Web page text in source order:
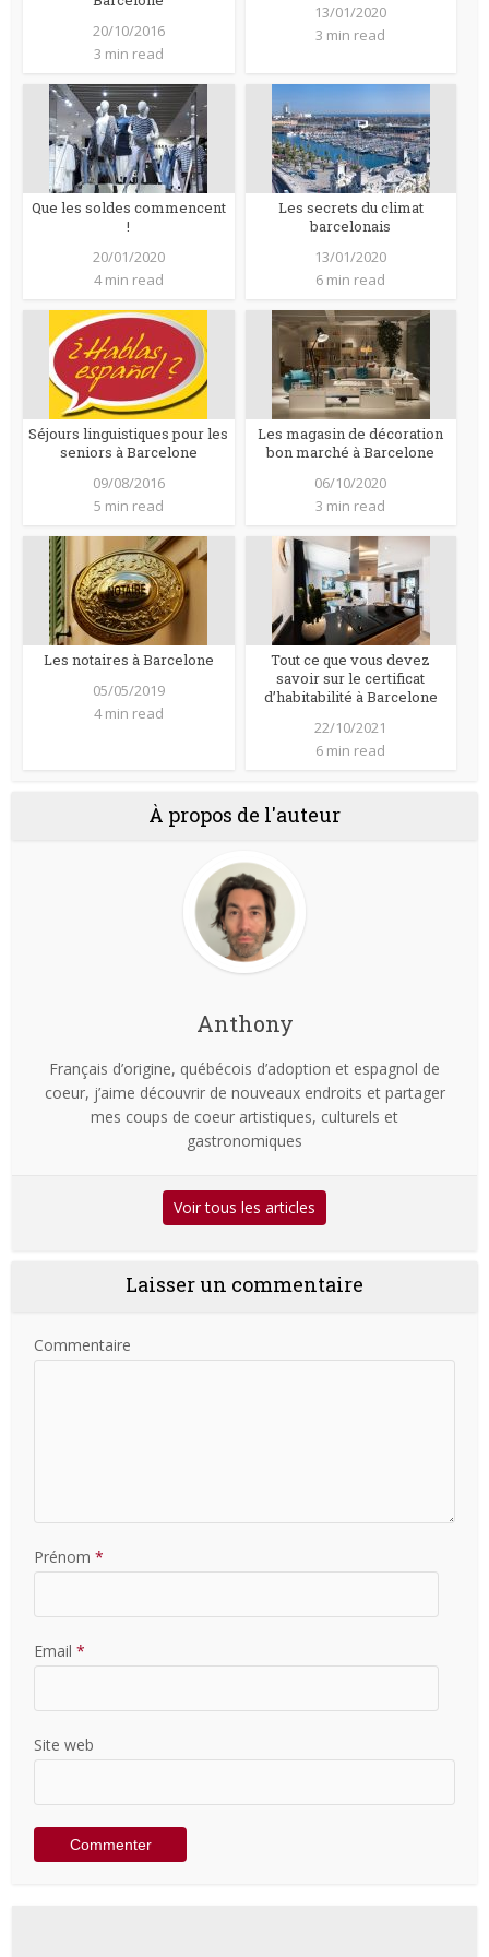
20/10/2016
3 min read
13/01/2020
3 min read
Que les soldes commencent
!
20/01/2020
4 min read
Les secrets du climat
barcelonais
13/01/2020
6 min read
Séjours linguistiques pour les
seniors à Barcelone
09/08/2016
5 min read
Les magasin de décoration
bon marché à Barcelone
06/10/2020
3 min read
Les notaires à Barcelone
05/05/2019
4 min read
Tout ce que vous devez
savoir sur le certificat
d’habitabilité à Barcelone
22/10/2021
6 min read
À propos de l'auteur
Anthony
Français d’origine, québécois d’adoption et espagnol de
coeur, j’aime découvrir de nouveaux endroits et partager
mes coups de coeur artistiques, culturels et
gastronomiques
Voir tous les articles
Laisser un commentaire
Commentaire
Prénom *
Email *
Site web